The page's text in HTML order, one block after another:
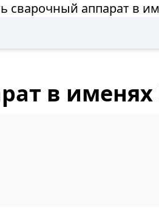
сварочный аппарат в
в именях